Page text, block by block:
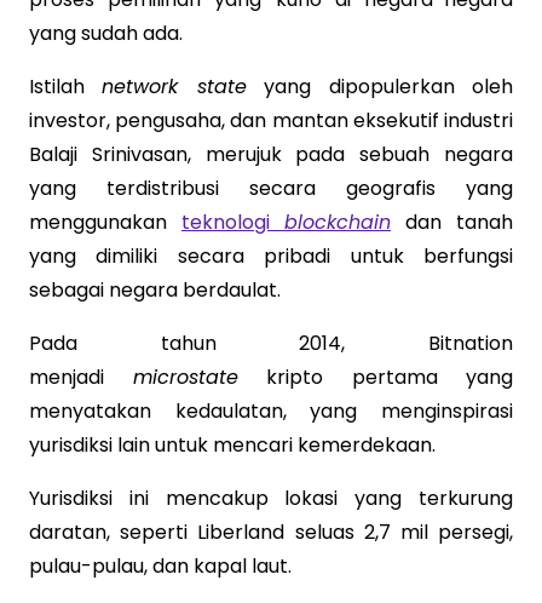
yang sudah ada.
Istilahnetwork stateyang dipopulerkan oleh
investor, pengusaha, dan mantan eksekutif industri
Balaji Srinivasan, merujuk pada sebuah negara
yang terdistribusi secara geografis yang
menggunakan teknologi blockchain dan tanah
yang dimiliki secara pribadi untuk berfungsi
sebagai negara berdaulat.
Pada tahun 2014, Bitnation
menjadi microstatekripto pertama yang
menyatakan kedaulatan, yang menginspirasi
yurisdiksi lain untuk mencari kemerdekaan.
Yurisdiksi ini mencakup lokasi yang terkurung
daratan, seperti Liberland seluas 2,7 mil persegi,
pulau-pulau, dan kapal laut.